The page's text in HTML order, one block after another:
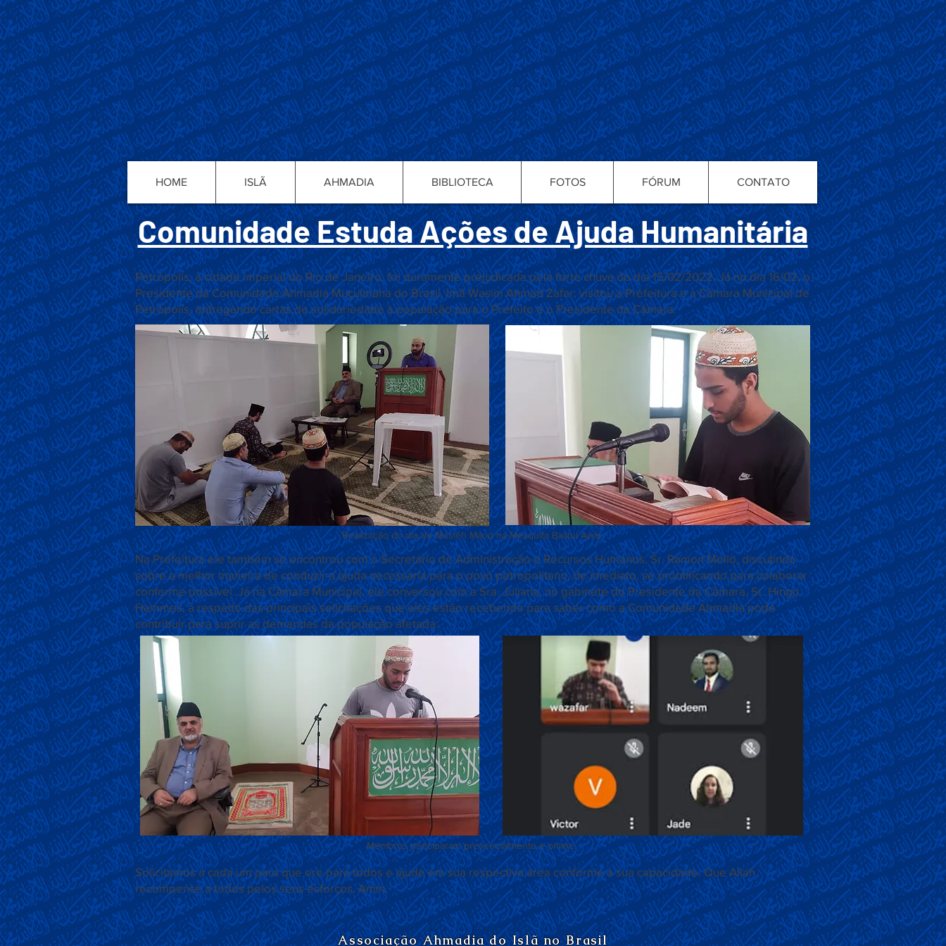
Título 6
HOME ISLÃ AHMADIA BIBLIOTECA FOTOS FÓRUM CONTATO
Comunidade Estuda Ações de Ajuda Humanitária
Petrópolis, a cidade imperial do Rio de Janeiro, foi duramente prejudicada pela forte chuva do dia 15/02/2022. Já no dia 16/02, o
Presidente da Comunidade Ahmadia Muçulmana do Brasil, Imã Wasim Ahmad Zafar, visitou a Prefeitura e a Câmara Municipal de
Petrópolis, entregando cartas de solidariedade à população para o Prefeito e o Presidente da Câmara.
Realização do dia de Musleh Maud na Mesquita Baiitul Awal.
Na Prefeitura ele também se encontrou com o Secretário de Administração e Recursos Humanos, Sr. Ramon Mello, discutindo
sobre a melhor maneira de conduzir a ajuda necessária para o povo petropolitano, de imediato, se prontificando para colaborar
conforme possível. Já na Câmara Municipal, ele conversou com a Sra. Juliana, no gabinete do Presidente da Câmara, Sr. Hingo
Hammes, a respeito das principais solicitações que eles estão recebendo para saber como a Comunidade Ahmadia pode
contribuir para suprir as demandas da população afetada.
Membros partciparam presencialmente e online.
Solicitamos a cada um para que ore para todos e ajude em sua respectiva área conforme a sua capacidade. Que Allah
recompense a todos pelos seus esforços. Amín.
Associação Ahmadia do Islã no Brasil